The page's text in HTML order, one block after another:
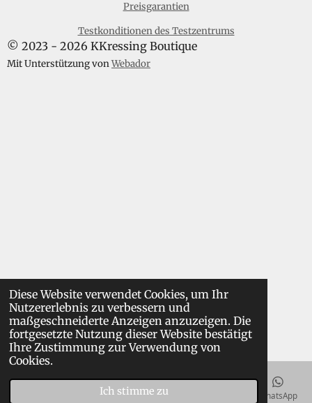
Diese Website verwendet Cookies, um Ihr
Nutzererlebnis zu verbessern und
maßgeschneiderte Anzeigen anzuzeigen. Die
fortgesetzte Nutzung dieser Website bestätigt
Ihre Zustimmung zur Verwendung von
Cookies.
Ich stimme zu
o
k
a
r
a
m
o
p
Preisgarantien
Testkonditionen des Testzentrums
© 2023 - 2026 KKressing Boutique
Mit Unterstützung vonWebador
Instagram WhatsApp